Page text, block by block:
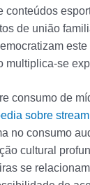
conteúdos
de união
este
multiplica-se
consumo de
sobre
no consumo
cultural
se